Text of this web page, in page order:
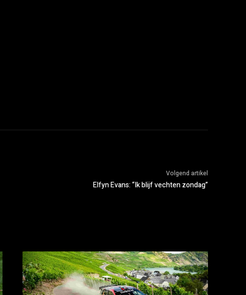
Volgend artikel
Elfyn Evans: “Ik blijf vechten zondag”